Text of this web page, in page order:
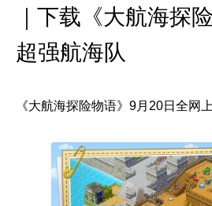
｜下载《大航海探
超强航海队
《大航海探险物语》9月20日全网